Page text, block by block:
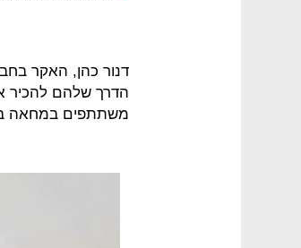
הדרך שלהם להכיר
משתתפים במחאה